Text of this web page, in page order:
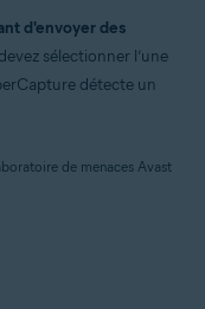
d'envoyer des
sélectionner l’une
détecte un
de menaces Avast